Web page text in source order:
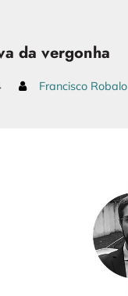
da vergonha
Francisco Robalo